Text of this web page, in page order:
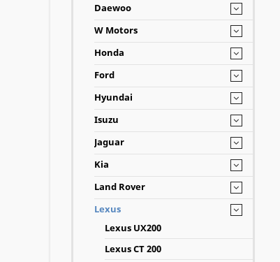
Daewoo
W Motors
Honda
Ford
Hyundai
Isuzu
Jaguar
Kia
Land Rover
Lexus
Lexus UX200
Lexus CT 200